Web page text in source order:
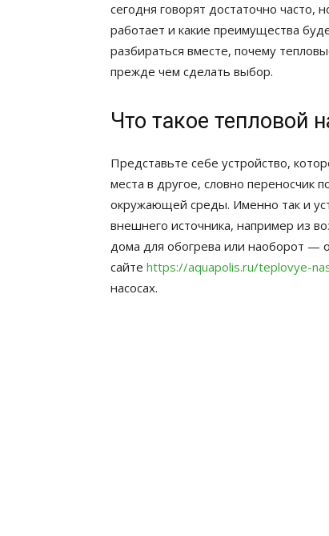
сегодня говорят достаточно часто,
работает и какие преимущества
разбираться вместе, почему
прежде чем сделать выбор.
Что такое тепловой
Представьте себе устройство,
места в другое, словно переносчик
окружающей среды. Именно так и
внешнего источника, например из
дома для обогрева или наоборот —
сайте https://aquapolis.ru/teplovye-
насосах.